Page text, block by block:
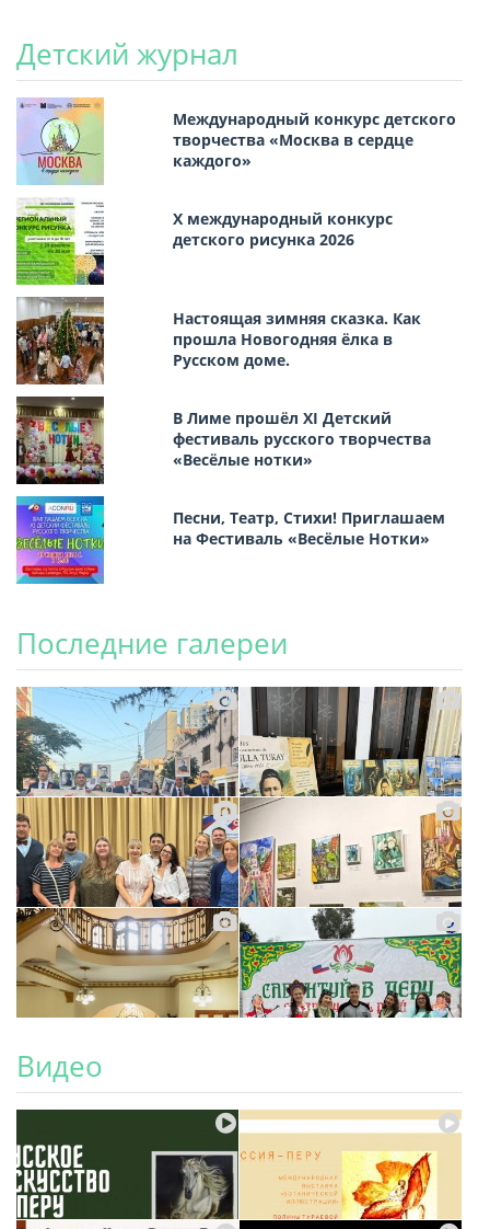
Детский журнал
Международный конкурс детского
творчества «Москва в сердце
каждого»
Х международный конкурс
детского рисунка 2026
Настоящая зимняя сказка. Как
прошла Новогодняя ёлка в
Русском доме.
В Лиме прошёл XI Детский
фестиваль русского творчества
«Весёлые нотки»
Песни, Театр, Стихи! Приглашаем
на Фестиваль «Весёлые Нотки»
Последние галереи
Видео